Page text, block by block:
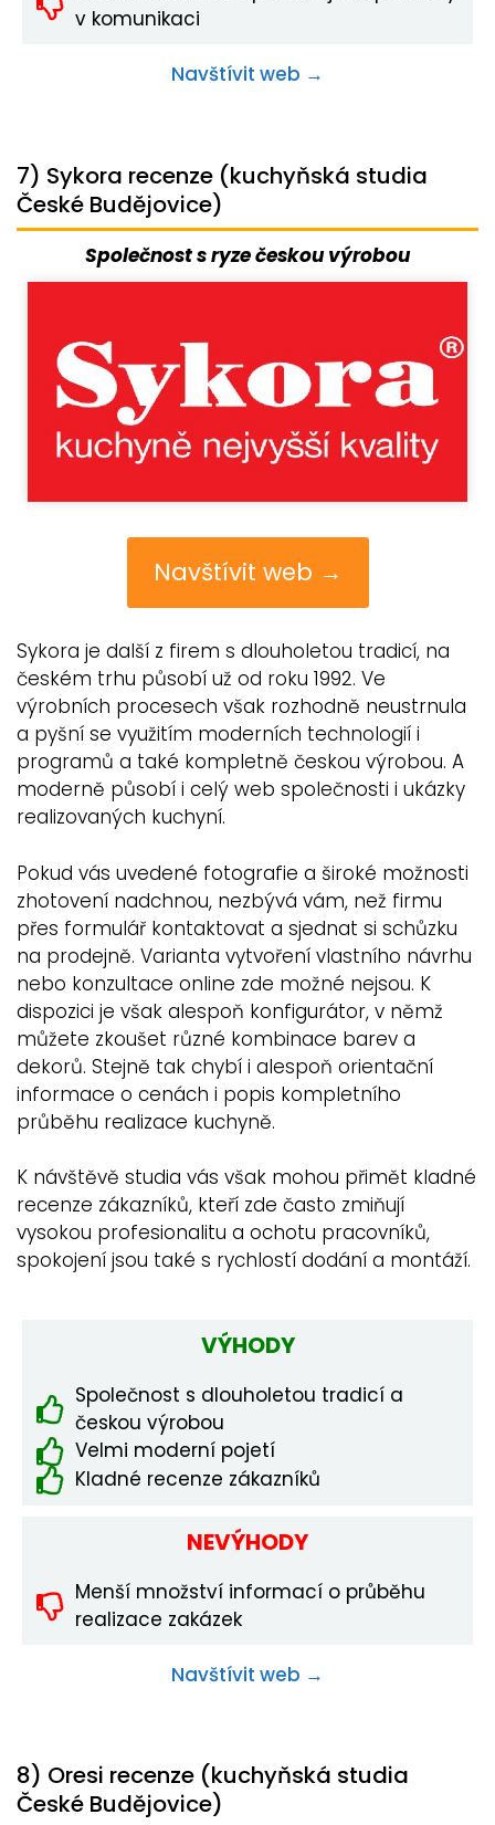
v komunikaci
Navštívit web →
7) Sykora recenze (kuchyňská studia
České Budějovice)
Společnost s ryze českou výrobou
Navštívit web →
Sykora je další z firem s dlouholetou tradicí, na
českém trhu působí už od roku 1992. Ve
výrobních procesech však rozhodně neustrnula
a pyšní se využitím moderních technologií i
programů a také kompletně českou výrobou. A
moderně působí i celý web společnosti i ukázky
realizovaných kuchyní.
Pokud vás uvedené fotografie a široké možnosti
zhotovení nadchnou, nezbývá vám, než firmu
přes formulář kontaktovat a sjednat si schůzku
na prodejně. Varianta vytvoření vlastního návrhu
nebo konzultace online zde možné nejsou. K
dispozici je však alespoň konfigurátor, v němž
můžete zkoušet různé kombinace barev a
dekorů. Stejně tak chybí i alespoň orientační
informace o cenách i popis kompletního
průběhu realizace kuchyně.
K návštěvě studia vás však mohou přimět kladné
recenze zákazníků, kteří zde často zmiňují
vysokou profesionalitu a ochotu pracovníků,
spokojení jsou také s rychlostí dodání a montáží.
VÝHODY
Společnost s dlouholetou tradicí a
českou výrobou
Velmi moderní pojetí
Kladné recenze zákazníků
NEVÝHODY
Menší množství informací o průběhu
realizace zakázek
Navštívit web →
8) Oresi recenze (kuchyňská studia
České Budějovice)